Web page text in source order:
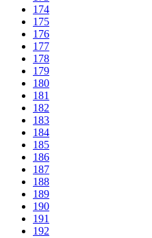
174
175
176
177
178
179
180
181
182
183
184
185
186
187
188
189
190
191
192